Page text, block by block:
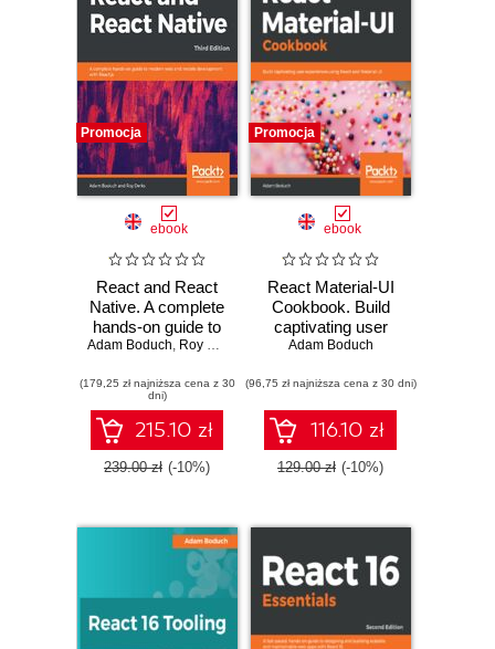
Promocja
ebook
React and React
Native. A complete
hands-on guide to
modern web and
development with
React.js - Third
Edition
Adam Boduch, Roy Derks
(179,25 zł najniższa cena z 30
dni)
215.10 zł
239.00 zł (-10%)
Promocja
ebook
React Material-UI
Cookbook. Build
captivating user
experiences using
Material-UI
Adam Boduch
(96,75 zł najniższa cena z 30 dni)
116.10 zł
129.00 zł (-10%)